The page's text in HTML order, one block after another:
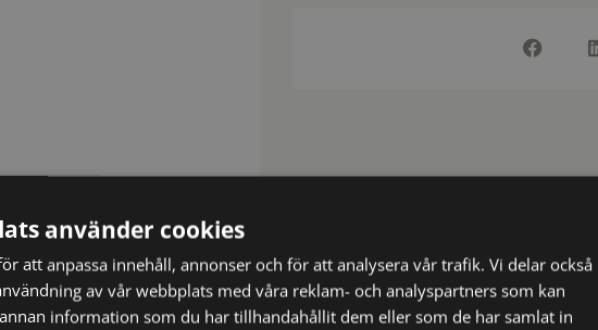
använder cookies
att anpassa innehåll, annonser och för att analysera vår trafik. Vi delar också
av vår webbplats med våra reklam- och analyspartners som kan
information som du har tillhandahållit dem eller som de har samlat in